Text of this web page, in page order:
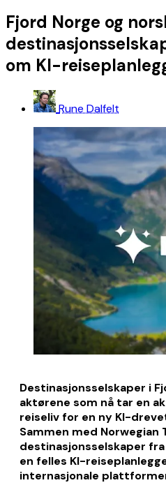
Fjord Norge og
om KI-
Rune Dalfelt
Destinasjonsselskaper i
aktørene som nå tar en
reiseliv for en ny KI-
Sammen med Norwegian
destinasjonsselskaper
en felles KI-
internasjonale